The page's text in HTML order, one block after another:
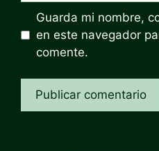
Guarda mi nombre,
en este navegador
comente.